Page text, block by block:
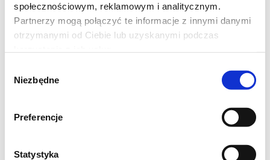
społecznościowym, reklamowym i analitycznym.
Partnerzy mogą połączyć te informacje z innymi danymi
otrzymanymi od Ciebie lub uzyskanymi podczas
zgody
Niezbędne
Preferencje
Statystyka